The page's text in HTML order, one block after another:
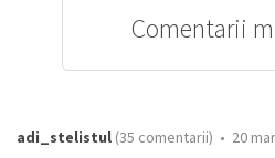
Comentarii
adi_stelistul (35 comentarii) • 20